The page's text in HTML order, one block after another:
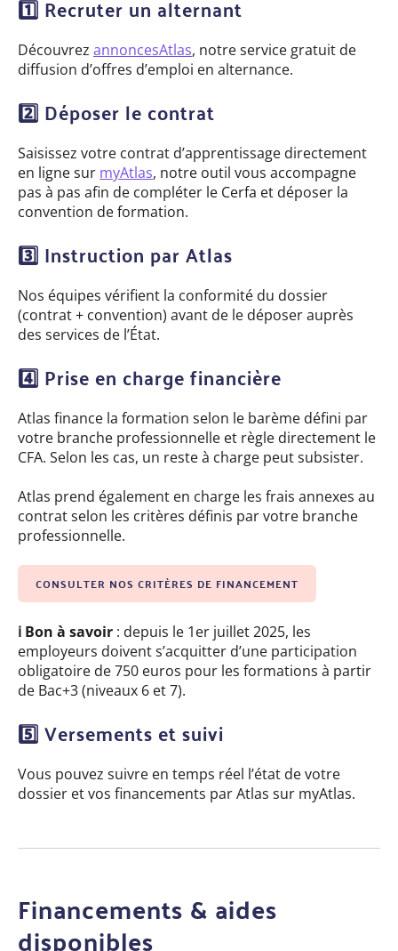
1️ Recruter un alternant
Découvrez annoncesAtlas, notre service gratuit de
diffusion d’offres d’emploi en alternance.
2️ Déposer le contrat
Saisissez votre contrat d’apprentissage directement
en ligne sur myAtlas, notre outil vous accompagne
pas à pas afin de compléter le Cerfa et déposer la
convention de formation.
3️ Instruction par Atlas
Nos équipes vérifient la conformité du dossier
(contrat + convention) avant de le déposer auprès
des services de l’État.
4️ Prise en charge financière
Atlas finance la formation selon le barème défini par
votre branche professionnelle et règle directement le
CFA. Selon les cas, un reste à charge peut subsister.
Atlas prend également en charge les frais annexes au
contrat selon les critères définis par votre branche
professionnelle.
CONSULTER NOS CRITÈRES DE FINANCEMENT
ℹ️ Bon à savoir : depuis le 1er juillet 2025, les
employeurs doivent s’acquitter d’une participation
obligatoire de 750 euros pour les formations à partir
de Bac+3 (niveaux 6 et 7).
5️Versements et suivi
Vous pouvez suivre en temps réel l’état de votre
dossier et vos financements par Atlas sur myAtlas.
Financements & aides
disponibles